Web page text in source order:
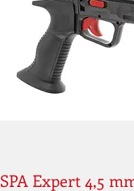
SPA Expert 4,5